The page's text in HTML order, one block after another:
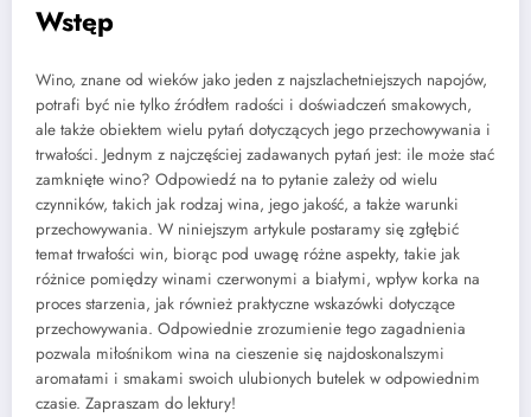
Wstęp
Wino, znane od wieków jako jeden z najszlachetniejszych napojów,
potrafi być nie tylko źródłem radości i doświadczeń smakowych,
ale także obiektem wielu pytań dotyczących jego przechowywania i
trwałości. Jednym z najczęściej zadawanych pytań jest: ile może stać
zamknięte wino? Odpowiedź na to pytanie zależy od wielu
czynników, takich jak rodzaj wina, jego jakość, a także warunki
przechowywania. W niniejszym artykule postaramy się zgłębić
temat trwałości win, biorąc pod uwagę różne aspekty, takie jak
różnice pomiędzy winami czerwonymi a białymi, wpływ korka na
proces starzenia, jak również praktyczne wskazówki dotyczące
przechowywania. Odpowiednie zrozumienie tego zagadnienia
pozwala miłośnikom wina na cieszenie się najdoskonalszymi
aromatami i smakami swoich ulubionych butelek w odpowiednim
czasie. Zapraszam do lektury!